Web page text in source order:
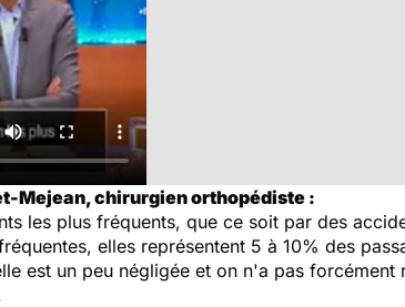
Mejean, chirurgien orthopédiste :
les plus fréquents, que ce soit par des
elles représentent 5 à 10% des
est un peu négligée et on n'a pas